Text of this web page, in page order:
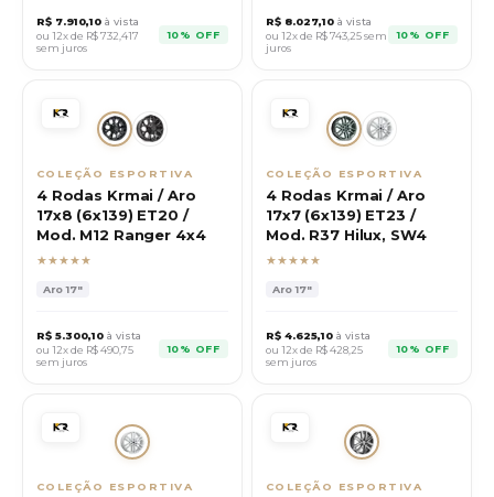
R$ 7.910,10 à vista
ou 12x de R$732,417
sem juros
10% OFF
R$ 8.027,10 à vista
ou 12x de R$743,25sem
juros
10% OFF
COLEÇÃO ESPORTIVA
4 Rodas Krmai / Aro
17x8 (6x139) ET20 /
Mod. M12 Ranger 4x4
★★★★★
Aro17"
R$ 5.300,10 à vista
ou 12x de R$490,75
sem juros
10% OFF
COLEÇÃO ESPORTIVA
4 Rodas Krmai / Aro
17x7 (6x139) ET23 /
Mod. R37 Hilux, SW4
★★★★★
Aro17"
R$ 4.625,10 à vista
ou 12x de R$428,25
sem juros
10% OFF
COLEÇÃO ESPORTIVA COLEÇÃO ESPORTIVA